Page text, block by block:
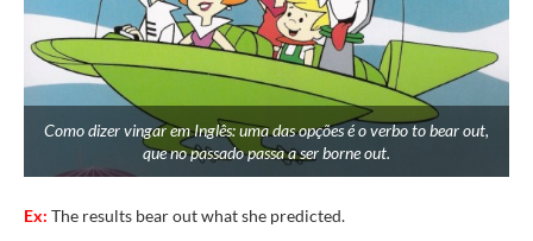
Como dizer vingar em Inglês: uma das opções é o verbo to bear out,
que no passado passa a ser borne out.
Ex: The results bearoutwhatshe predicted.